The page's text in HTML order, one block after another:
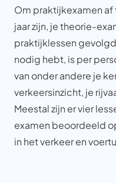
Om praktijkexamen
jaar zijn, je theorie-
praktijklessen
nodig hebt, is per
van onder andere je
verkeersinzicht, je
Meestal zijn er vier
examen beoordeeld
in het verkeer en